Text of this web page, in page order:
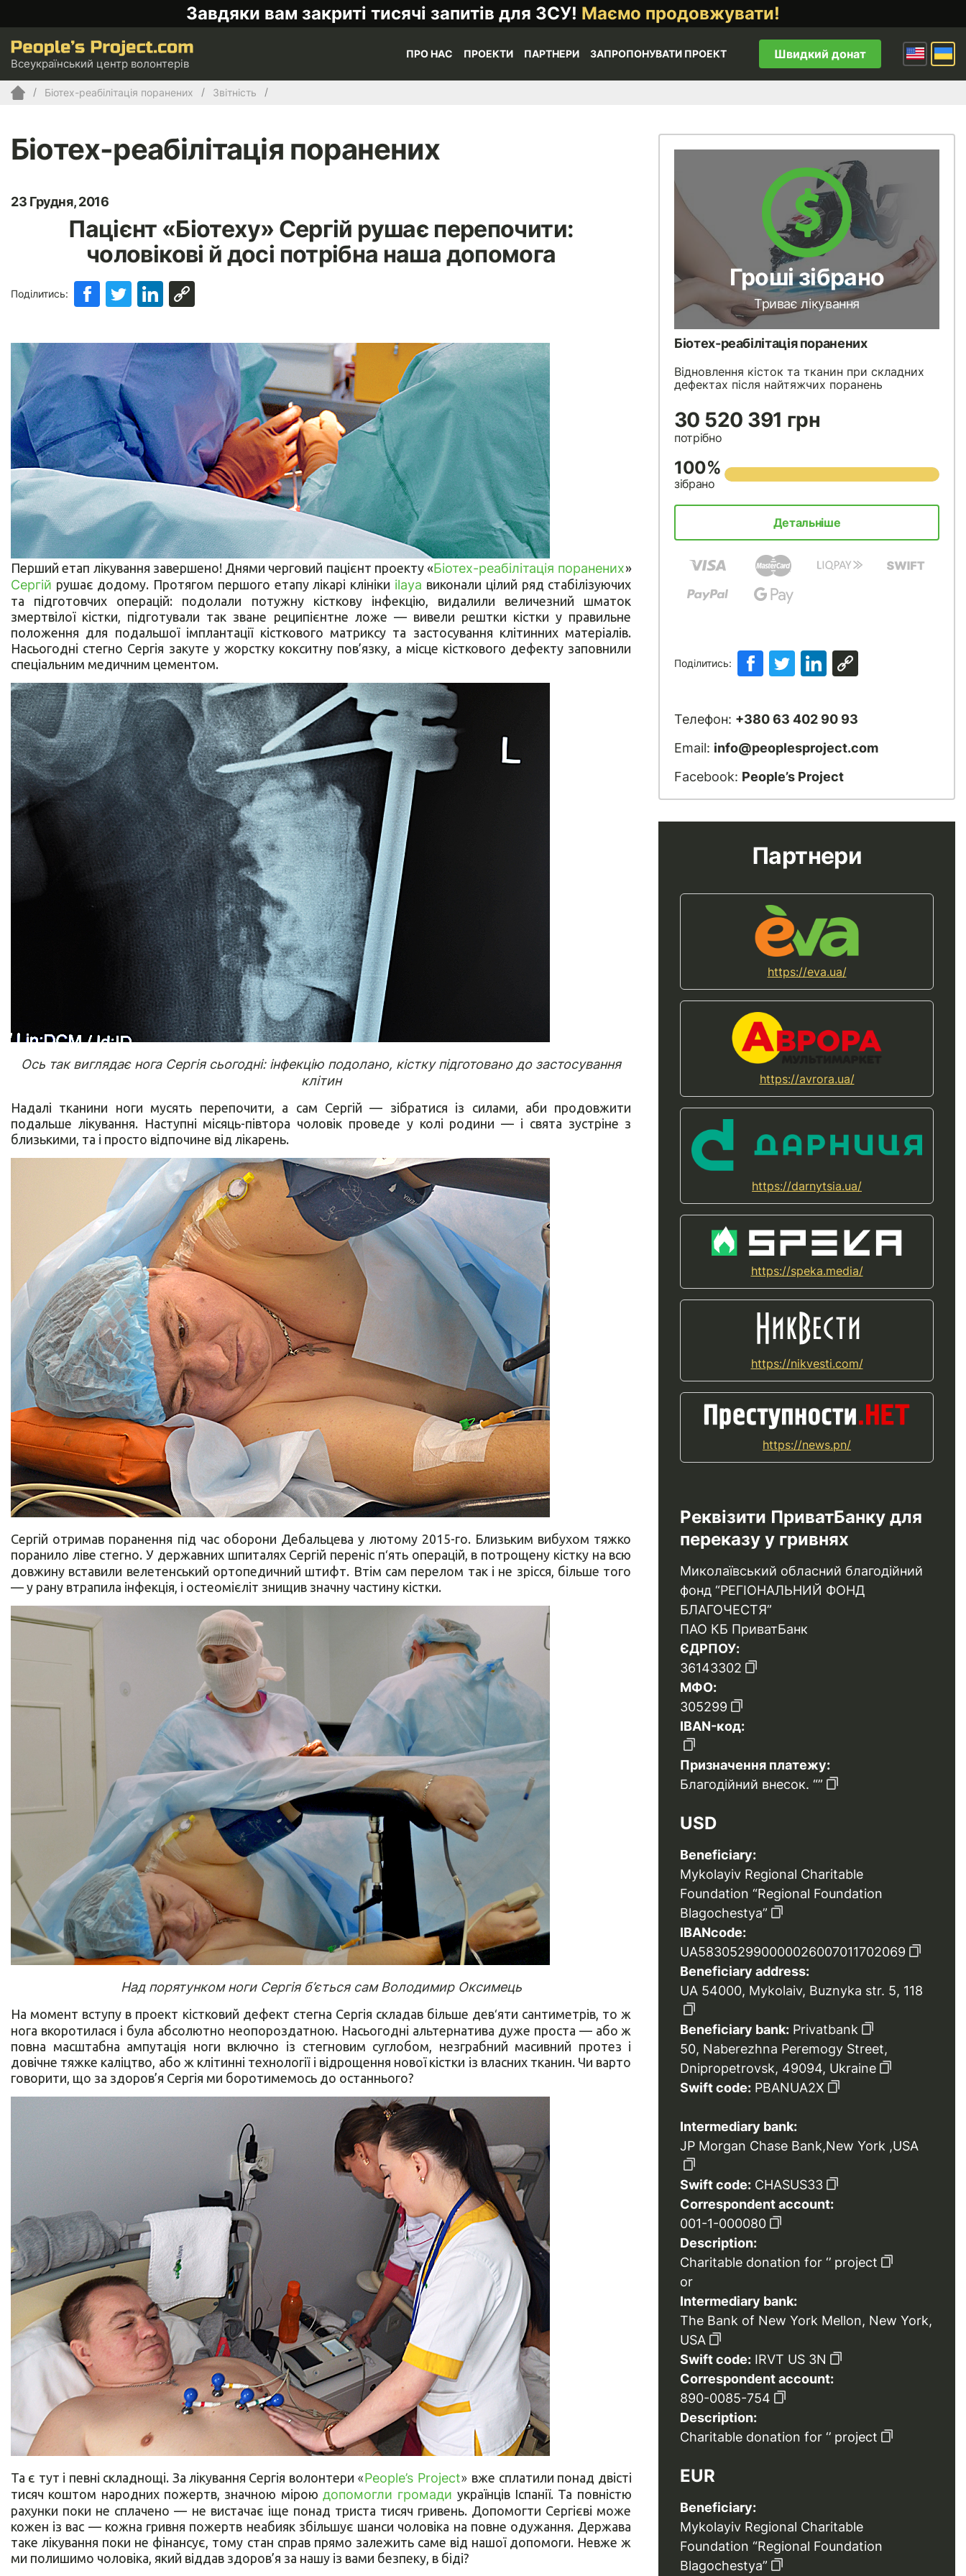
Завдяки вам закриті тисячі запитів для ЗСУ! Маємо продовжувати!
Всеукраїнський центр волонтерів
ПРО НАС ПРОЕКТИ ПАРТНЕРИ ЗАПРОПОНУВАТИ ПРОЕКТ Швидкий донат
Біотех-реабілітація поранених Звітність
Біотех-реабілітація поранених
23 Грудня, 2016
Пацієнт «Біотеху» Сергій рушає перепочити:
чоловікові й досі потрібна наша допомога
Поділитись:
Перший етап лікування завершено! Днями черговий пацієнт проекту «Біотех-реабілітація поранених»
Сергій рушає додому. Протягом першого етапу лікарі клініки ilaya виконали цілий ряд стабілізуючих
та підготовчих операцій: подолали потужну кісткову інфекцію, видалили величезний шматок
змертвілої кістки, підготували так зване реципієнтне ложе — вивели рештки кістки у правильне
положення для подальшої імплантації кісткового матриксу та застосування клітинних матеріалів.
Насьогодні стегно Сергія закуте у жорстку кокситну пов’язку, а місце кісткового дефекту заповнили
спеціальним медичним цементом.
Ось так виглядає нога Сергія сьогодні: інфекцію подолано, кістку підготовано до застосування
клітин
Надалі тканини ноги мусять перепочити, а сам Сергій — зібратися із силами, аби продовжити
подальше лікування. Наступні місяць-півтора чоловік проведе у колі родини — і свята зустріне з
близькими, та і просто відпочине від лікарень.
Сергій отримав поранення під час оборони Дебальцева у лютому 2015-го. Близьким вибухом тяжко
поранило ліве стегно. У державних шпиталях Сергій переніс п‘ять операцій, в потрощену кістку на всю
довжину вставили велетенський ортопедичний штифт. Втім сам перелом так і не зрісся, більше того
— у рану втрапила інфекція, і остеомієліт знищив значну частину кістки.
Над порятунком ноги Сергія б’ється сам Володимир Оксимець
На момент вступу в проект кістковий дефект стегна Сергія складав більше дев‘яти сантиметрів, то ж
нога вкоротилася і була абсолютно неопороздатною. Насьогодні альтернатива дуже проста — або ж
повна масштабна ампутація ноги включно із стегновим суглобом, незграбний масивний протез і
довічне тяжке каліцтво, або ж клітинні технології і відрощення нової кістки із власних тканин. Чи варто
говорити, що за здоров’я Сергія ми боротимемось до останнього?
Та є тут і певні складнощі. За лікування Сергія волонтери «People’s Project» вже сплатили понад двісті
тисяч коштом народних пожертв, значною мірою допомогли громади українців Іспанії. Та повністю
рахунки поки не сплачено — не вистачає іще понад триста тисяч гривень. Допомогти Сергієві може
кожен із вас — кожна гривня пожертв неабияк збільшує шанси чоловіка на повне одужання. Держава
таке лікування поки не фінансує, тому стан справ прямо залежить саме від нашої допомоги. Невже ж
ми полишимо чоловіка, який віддав здоров’я за нашу із вами безпеку, в біді?
Гроші зібрано
Триває лікування
Біотех-реабілітація поранених
Відновлення кісток та тканин при складних
дефектах після найтяжчих поранень
30 520 391 грн
потрібно
100%
зібрано
Детальніше
Поділитись:
Телефон: +380 63 402 90 93
Email: info@peoplesproject.com
Facebook: People’s Project
Партнери
https://eva.ua/
https://avrora.ua/
https://darnytsia.ua/
https://speka.media/
https://nikvesti.com/
https://news.pn/
Реквізити ПриватБанку для
переказу у гривнях
Миколаївський обласний благодійний
фонд “РЕГІОНАЛЬНИЙ ФОНД
БЛАГОЧЕСТЯ”
ПАО КБ ПриватБанк
ЄДРПОУ:
36143302
МФО:
305299
IBAN-код:
Призначення платежу:
Благодійний внесок. “”
USD
Beneficiary:
Mykolayiv Regional Charitable
Foundation “Regional Foundation
Blagochestya”
IBANcode:
UA583052990000026007011702069
Beneficiary address:
UA 54000, Mykolaiv, Buznyka str. 5, 118
Beneficiary bank: Privatbank
50, Naberezhna Peremogy Street,
Dnipropetrovsk, 49094, Ukraine
Swift code: PBANUA2X
Intermediary bank:
JP Morgan Chase Bank,New York ,USA
Swift code: CHASUS33
Correspondent account:
001-1-000080
Description:
Charitable donation for ‘’ project
or
Intermediary bank:
The Bank of New York Mellon, New York,
USA
Swift code: IRVT US 3N
Correspondent account:
890-0085-754
Description:
Charitable donation for ‘’ project
EUR
Beneficiary:
Mykolayiv Regional Charitable
Foundation “Regional Foundation
Blagochestya”